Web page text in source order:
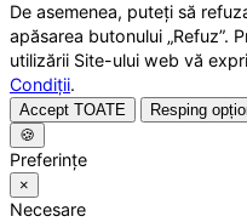
De asemenea, puteți să
apăsarea butonului „Refuz”.
utilizării Site-ului web vă
Condiții.
Accept TOATE Resping
🍪
Preferințe
×
Necesare